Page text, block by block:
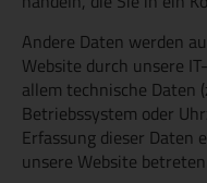
Andere Daten werden
Website durch unsere
allem technische Daten
Betriebssystem oder
Erfassung dieser Daten
unsere Website betreten.